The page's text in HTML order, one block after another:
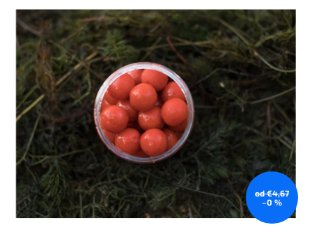
produktu
0,0
hviezdičiek.
od €4,67
–0 %